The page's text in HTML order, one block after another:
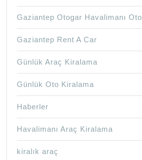
Gaziantep Otogar Havalimanı Oto
Gaziantep Rent A Car
Günlük Araç Kiralama
Günlük Oto Kiralama
Haberler
Havalimanı Araç Kiralama
kiralık araç